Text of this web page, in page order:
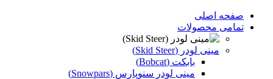
صفحه اصلی
تمامی محصولات
مینی لودر (Skid Steer)
بابکت (Bobcat)
مینی لودر سنوپارس (Snowpars)